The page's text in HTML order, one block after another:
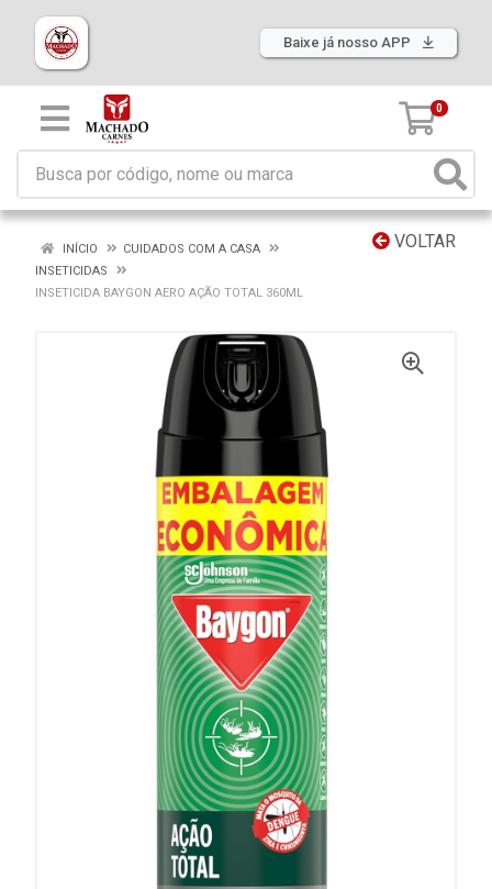
Baixe já nosso APP
0
VOLTAR
INÍCIO
CUIDADOS COM A CASA
INSETICIDAS
INSETICIDA BAYGON AERO AÇÃO TOTAL 360ML